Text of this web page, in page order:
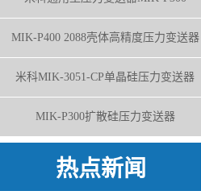
MIK-P400 2088壳体高精度压力变送器
米科MIK-3051-CP单晶硅压力变送器
MIK-P300扩散硅压力变送器
热点新闻